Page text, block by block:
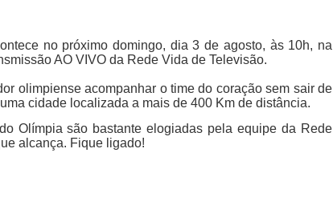
no próximo domingo, dia 3 de agosto, às 10h, na
AO VIVO da Rede Vida de Televisão.
olimpiense acompanhar o time do coração sem sair de
cidade localizada a mais de 400 Km de distância.
Olímpia são bastante elogiadas pela equipe da Rede
alcança. Fique ligado!